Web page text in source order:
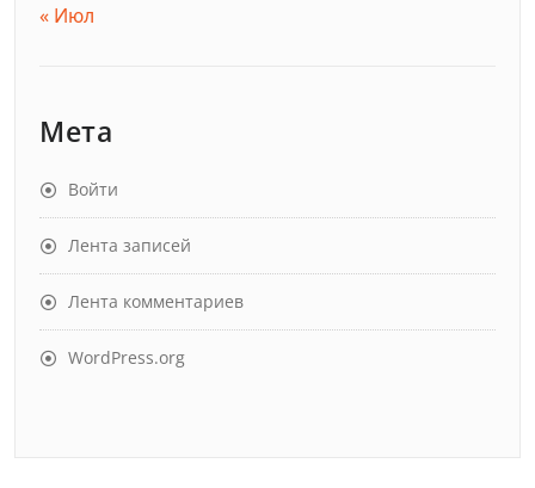
« Июл
Мета
Войти
Лента записей
Лента комментариев
WordPress.org